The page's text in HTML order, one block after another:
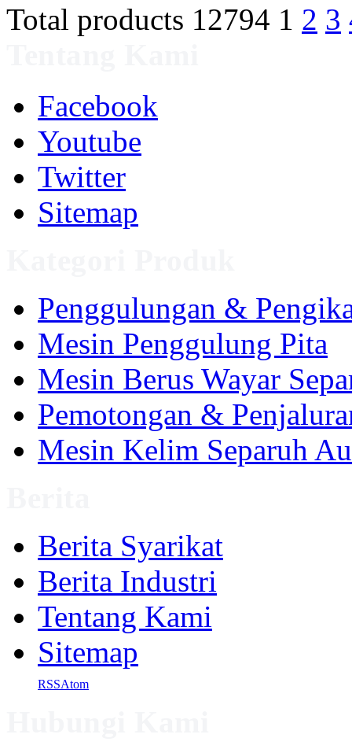
Total products 12794 1 2 3
Facebook
Youtube
Twitter
Sitemap
Penggulungan &
Mesin Penggulung Pita
Mesin Berus Wayar
Pemotongan &
Mesin Kelim Separuh
Berita Syarikat
Berita Industri
Tentang Kami
Sitemap
RSSAtom